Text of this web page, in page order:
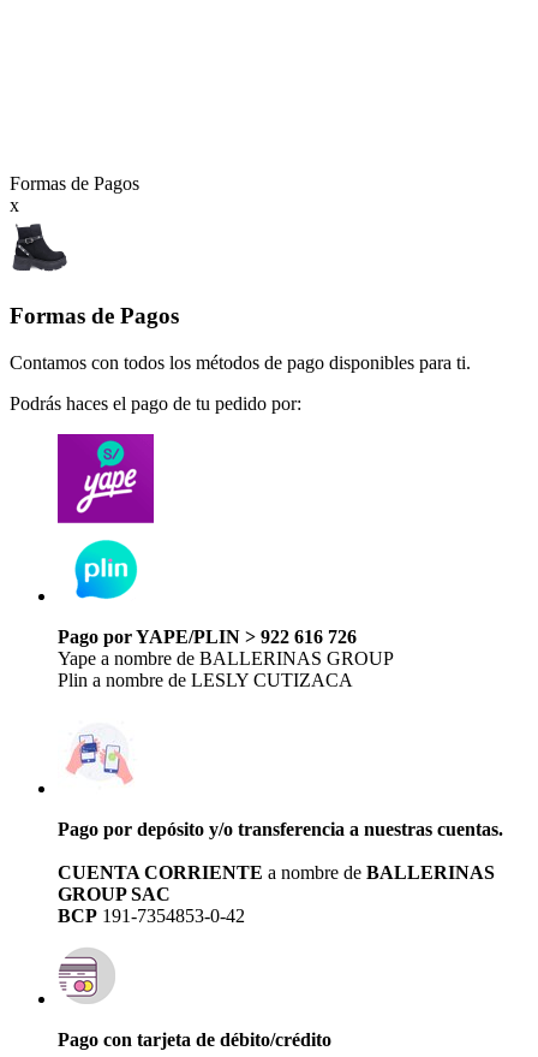
Formas de Pagos
x
Formas de Pagos
Contamos con todos los métodos de pago disponibles para ti.
Podrás haces el pago de tu pedido por:
Pago por YAPE/PLIN > 922 616 726
Yape a nombre de BALLERINAS GROUP
Plin a nombre de LESLY CUTIZACA
Pago por depósito y/o transferencia a nuestras cuentas.
CUENTA CORRIENTE a nombre de BALLERINAS
GROUP SAC
BCP 191-7354853-0-42
Pago con tarjeta de débito/crédito